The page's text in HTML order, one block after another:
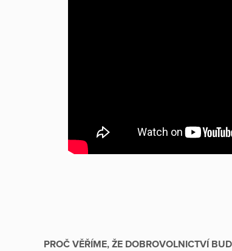
PROČ VĚŘÍME, ŽE DOBROVOLNICTVÍ